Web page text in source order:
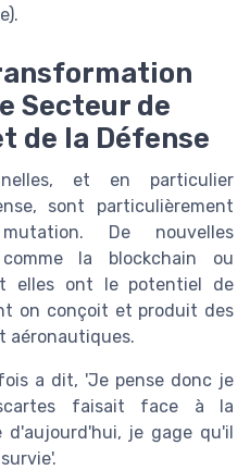
Secteur de
de la Défense
et en particulier
sont particulièrement
De nouvelles
la blockchain ou
elles ont le potentiel de
on conçoit et produit des
aéronautiques.
a dit, 'Je pense donc je
faisait face à la
je gage qu'il